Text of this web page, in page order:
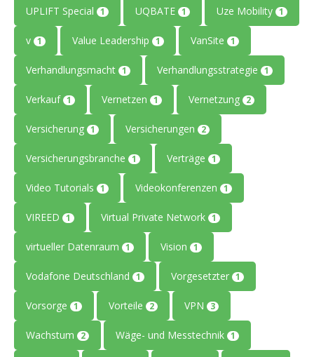
UPLIFT Special 1 UQBATE 1 Uze Mobility 1
v 1 Value Leadership 1 VanSite 1
Verhandlungsmacht 1 Verhandlungsstrategie 1
Verkauf 1 Vernetzen 1 Vernetzung 2
Versicherung 1 Versicherungen 2
Versicherungsbranche 1 Verträge 1
Video Tutorials 1 Videokonferenzen 1
VIREED 1 Virtual Private Network 1
virtueller Datenraum 1 Vision 1
Vodafone Deutschland 1 Vorgesetzter 1
Vorsorge 1 Vorteile 2 VPN 3
Wachstum 2 Wäge- und Messtechnik 1